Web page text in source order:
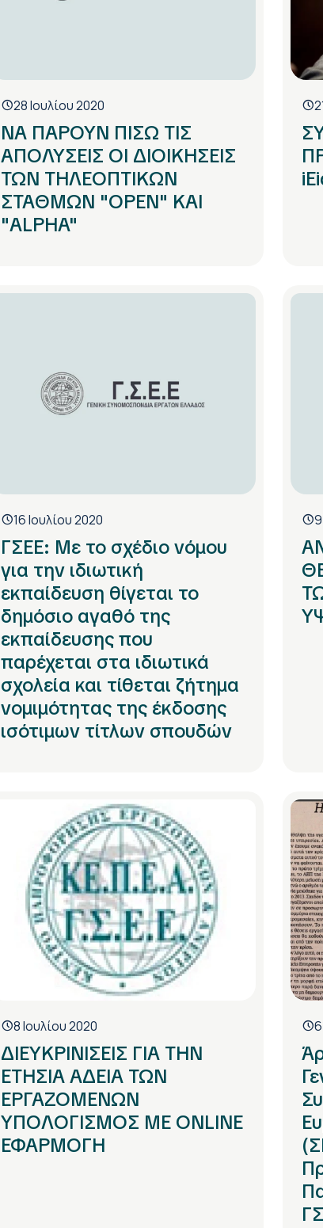
28 Ιουλίου 2020
ΝΑ ΠΑΡΟΥΝ ΠΙΣΩ ΤΙΣ
ΑΠΟΛΥΣΕΙΣ ΟΙ ΔΙΟΙΚΗΣΕΙΣ
ΤΩΝ ΤΗΛΕΟΠΤΙΚΩΝ
ΣΤΑΘΜΩΝ "OPEN" ΚΑΙ
"ALPHA"
16 Ιουλίου 2020
ΓΣΕΕ: Με το σχέδιο νόμου
για την ιδιωτική
εκπαίδευση θίγεται το
δημόσιο αγαθό της
εκπαίδευσης που
παρέχεται στα ιδιωτικά
σχολεία και τίθεται ζήτημα
νομιμότητας της έκδοσης
ισότιμων τίτλων σπουδών
8 Ιουλίου 2020
ΔΙΕΥΚΡΙΝΙΣΕΙΣ ΓΙΑ ΤΗΝ
ΕΤΗΣΙΑ ΑΔΕΙΑ ΤΩΝ
ΕΡΓΑΖΟΜΕΝΩΝ
ΥΠΟΛΟΓΙΣΜΟΣ ΜΕ ONLINE
ΕΦΑΡΜΟΓΗ